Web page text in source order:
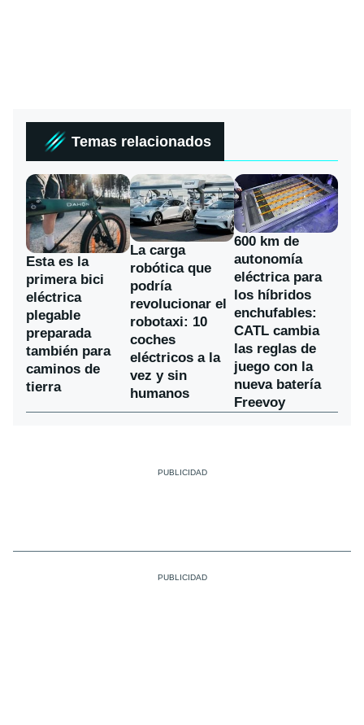
Temas relacionados
Esta es la
primera bici
eléctrica
plegable
preparada
también para
caminos de
tierra
La carga
robótica que
podría
revolucionar el
robotaxi: 10
coches
eléctricos a la
vez y sin
humanos
600 km de
autonomía
eléctrica para
los híbridos
enchufables:
CATL cambia
las reglas de
juego con la
nueva batería
Freevoy